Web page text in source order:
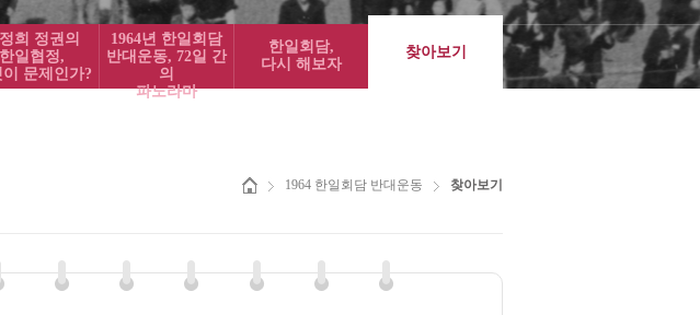
희 정권의
한일협정,
이 문제인가?
1964년 한일회담
반대운동, 72일 간
의
파노라마
한일회담,
다시 해보자
찾아보기
1964 한일회담 반대운동 찾아보기